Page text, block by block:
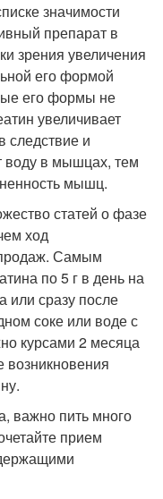
значимости
препарат в
зрения увеличения
его формой
его формы не
увеличивает
следствие и
в мышцах, тем
мышц.
статей о фазе
ход
Самым
по 5 г в день на
или сразу после
соке или воде с
курсами 2 месяца
возникновения
важно пить много
прием